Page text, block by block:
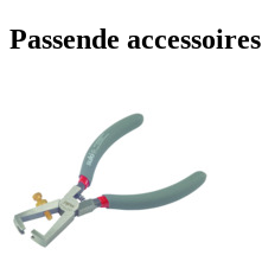
Passende accessoires